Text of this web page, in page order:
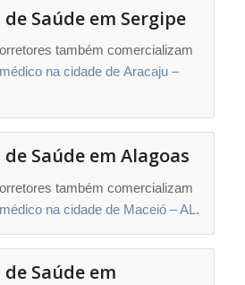
de Saúde em Sergipe
também comercializam
na cidade de Aracaju –
de Saúde em Alagoas
também comercializam
na cidade de Maceió – AL .
de Saúde em